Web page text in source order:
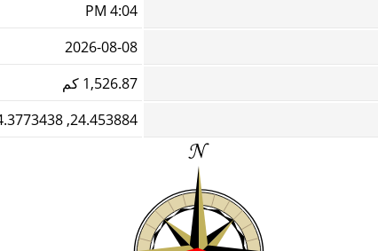
4:04 PM
2026-08-08
1,526.87 كم
24.453884, 54.3773438